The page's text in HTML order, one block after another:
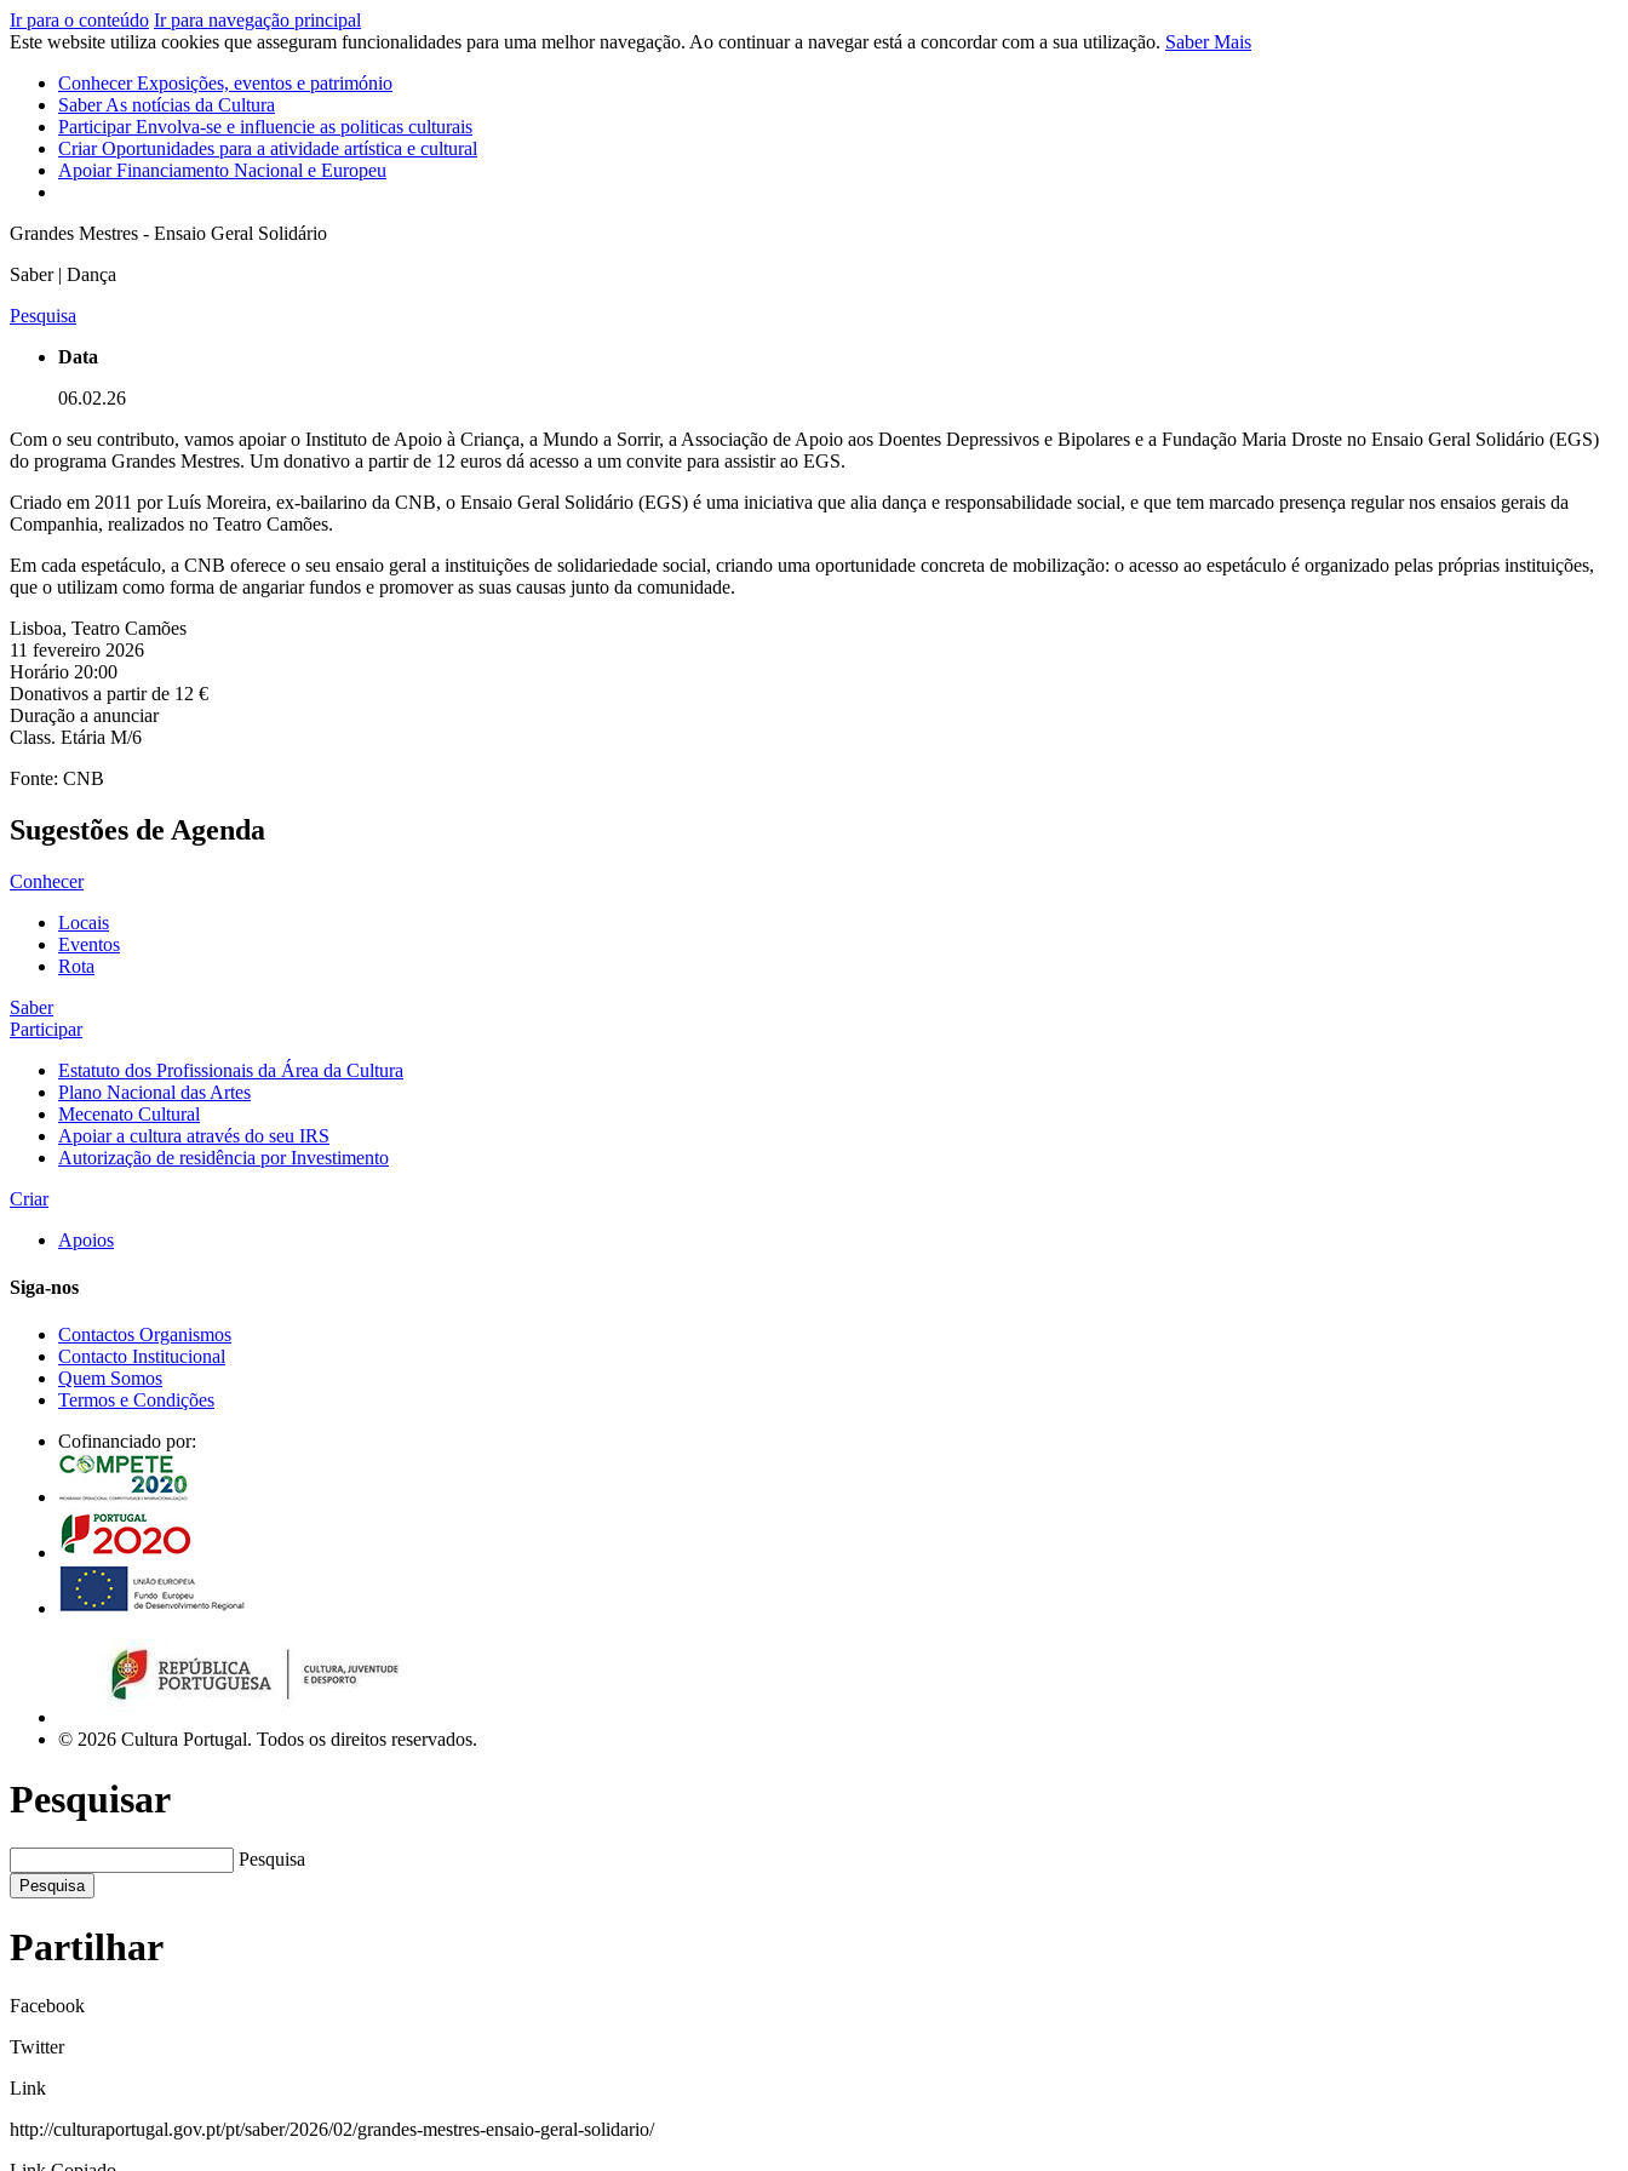
Ir para o conteúdo Ir para navegação principal
Este website utiliza cookies que asseguram funcionalidades para uma melhor navegação. Ao continuar a navegar está a concordar com a sua utilização. Saber Mais
ConhecerExposições, eventos e património
SaberAs notícias da Cultura
ParticiparEnvolva-se e influencie as politicas culturais
CriarOportunidades para a atividade artística e cultural
ApoiarFinanciamento Nacional e Europeu
Grandes Mestres - Ensaio Geral Solidário
Saber | Dança
Pesquisa
Data
06.02.26
Com o seu contributo, vamos apoiar o Instituto de Apoio à Criança, a Mundo a Sorrir, a Associação de Apoio aos Doentes Depressivos e Bipolares e a Fundação Maria Droste no Ensaio Geral Solidário (EGS)
do programa Grandes Mestres. Um donativo a partir de 12 euros dá acesso a um convite para assistir ao EGS.
Criado em 2011 por Luís Moreira, ex-bailarino da CNB, o Ensaio Geral Solidário (EGS) é uma iniciativa que alia dança e responsabilidade social, e que tem marcado presença regular nos ensaios gerais da
Companhia, realizados no Teatro Camões.
Em cada espetáculo, a CNB oferece o seu ensaio geral a instituições de solidariedade social, criando uma oportunidade concreta de mobilização: o acesso ao espetáculo é organizado pelas próprias instituições,
que o utilizam como forma de angariar fundos e promover as suas causas junto da comunidade.
Lisboa, Teatro Camões
11 fevereiro 2026
Horário 20:00
Donativos a partir de 12 €
Duração a anunciar
Class. Etária M/6
Fonte: CNB
Sugestões de Agenda
Conhecer
Locais
Eventos
Rota
Saber
Participar
Estatuto dos Profissionais da Área da Cultura
Plano Nacional das Artes
Mecenato Cultural
Apoiar a cultura através do seu IRS
Autorização de residência por Investimento
Criar
Apoios
Siga-nos
Contactos Organismos
Contacto Institucional
Quem Somos
Termos e Condições
Cofinanciado por:
© 2026 Cultura Portugal. Todos os direitos reservados.
Pesquisar
Pesquisa
Pesquisa
Partilhar
Facebook
Twitter
Link
http://culturaportugal.gov.pt/pt/saber/2026/02/grandes-mestres-ensaio-geral-solidario/